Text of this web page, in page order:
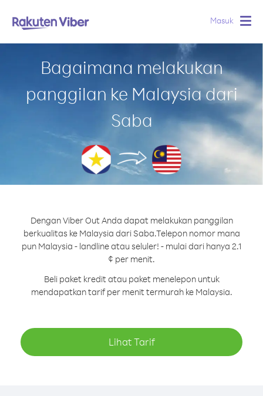
Masuk
Bagaimana melakukan
panggilan ke Malaysia dari
Saba
Dengan Viber Out Anda dapat melakukan panggilan
berkualitas ke Malaysia dari Saba.Telepon nomor mana
pun Malaysia - landline atau seluler! - mulai dari hanya 2.1
¢ per menit.
Beli paket kredit atau paket menelepon untuk
mendapatkan tarif per menit termurah ke Malaysia.
Lihat Tarif